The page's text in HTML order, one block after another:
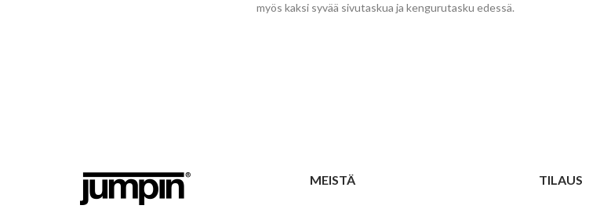
myös kaksi syvää sivutaskua ja kengurutasku edessä.
MEISTÄ TILAUS